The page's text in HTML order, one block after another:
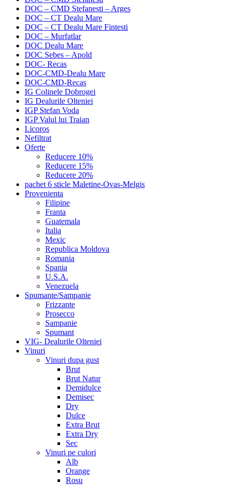
DOC – CMD Stefanesti – Arges
DOC – CT Dealu Mare
DOC – CT Dealu Mare Fintesti
DOC – Murfatlar
DOC Dealu Mare
DOC Sebes – Apold
DOC- Recas
DOC-CMD-Dealu Mare
DOC-CMD-Recas
IG Colinele Dobrogei
IG Dealurile Olteniei
IGP Stefan Voda
IGP Valul lui Traian
Licoros
Nefiltrat
Oferte
Reducere 10%
Reducere 15%
Reducere 20%
pachet 6 sticle Maletine-Ovas-Melgis
Provenienta
Filipine
Franta
Guatemala
Italia
Mexic
Republica Moldova
Romania
Spania
U.S.A.
Venezuela
Spumante/Sampanie
Frizzante
Prosecco
Sampanie
Spumant
VIG- Dealurile Olteniei
Vinuri
Vinuri dupa gust
Brut
Brut Natur
Demidulce
Demisec
Dry
Dulce
Extra Brut
Extra Dry
Sec
Vinuri pe culori
Alb
Orange
Rosu